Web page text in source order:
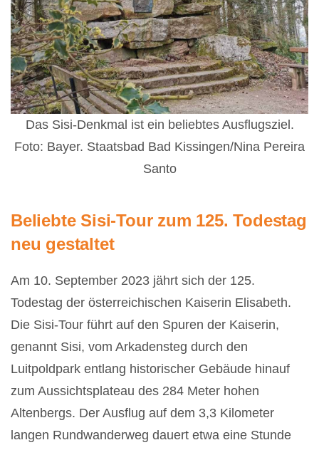
Das Sisi-Denkmal ist ein beliebtes Ausflugsziel.
Foto: Bayer. Staatsbad Bad Kissingen/Nina Pereira
Santo
Beliebte Sisi-Tour zum 125. Todestag
neu gestaltet
Am 10. September 2023 jährt sich der 125.
Todestag der österreichischen Kaiserin Elisabeth.
Die Sisi-Tour führt auf den Spuren der Kaiserin,
genannt Sisi, vom Arkadensteg durch den
Luitpoldpark entlang historischer Gebäude hinauf
zum Aussichtsplateau des 284 Meter hohen
Altenbergs. Der Ausflug auf dem 3,3 Kilometer
langen Rundwanderweg dauert etwa eine Stunde